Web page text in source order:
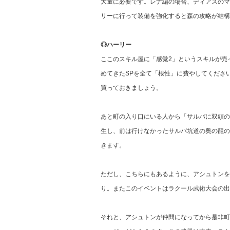
大量に必要です。レナ編の場合、ディアスの
リーに行って装備を強化すると森の攻略が結
◎ハーリー
ここのスキル屋に「感覚2」というスキルが
めてきたSPを全て「根性」に費やしてくださ
買っておきましょう。
あと町の入り口にいる人から「サルバに双頭
生し、前は行けなかったサルバ坑道の奥の龍
きます。
ただし、こちらにもあるように、アシュトン
り。またこのイベントはラクール武術大会の
それと、アシュトンが仲間になってから是非